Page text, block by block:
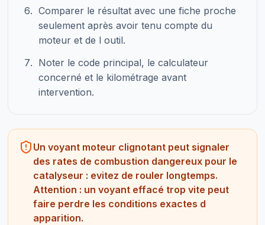
Comparer le résultat avec une fiche proche
seulement après avoir tenu compte du
moteur et de l outil.
Noter le code principal, le calculateur
concerné et le kilométrage avant
intervention.
Un voyant moteur clignotant peut signaler
des rates de combustion dangereux pour le
catalyseur : evitez de rouler longtemps.
Attention : un voyant effacé trop vite peut
faire perdre les conditions exactes d
apparition.